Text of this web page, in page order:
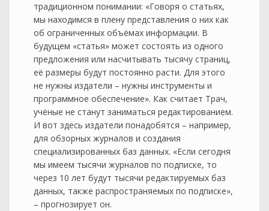
традиционном понимании: «Говоря о статьях,
мы находимся в плену представления о них как
об ограниченных объёмах информации. В
будущем «статья» может состоять из одного
предложения или насчитывать тысячу страниц,
её размеры будут постоянно расти. Для этого
не нужны издатели – нужны инструменты и
программное обеспечение». Как считает Трач,
учёные не станут заниматься редактированием.
И вот здесь издатели понадобятся – например,
для обзорных журналов и создания
специализированных баз данных. «Если сегодня
мы имеем тысячи журналов по подписке, то
через 10 лет будут тысячи редактируемых баз
данных, также распространяемых по подписке»,
– прогнозирует он.